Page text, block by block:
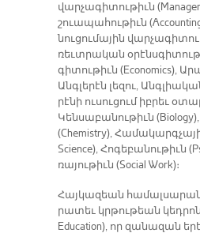
վար­չա­գի­տու­թիւն
շուա­պա­հու­թիւն
նու­ցու­մա­յին
ռեւտ­րա­կան
գի­տու­թիւն (Economics),
Անգ­լե­րէն լե­զու,
րէ­նի ու­սու­ցում իբ­րեւ
Կեն­սա­բա­նու­թիւն
(Chemistry),
Science), Հո­գե­բա­նու­թիւն
ռա­յու­թիւն (Social Work)։
­Հայ­կա­զեան
րա­տեւ կրթու­թեան կեդ­րո­նը
Education), որ զա­նա­զան